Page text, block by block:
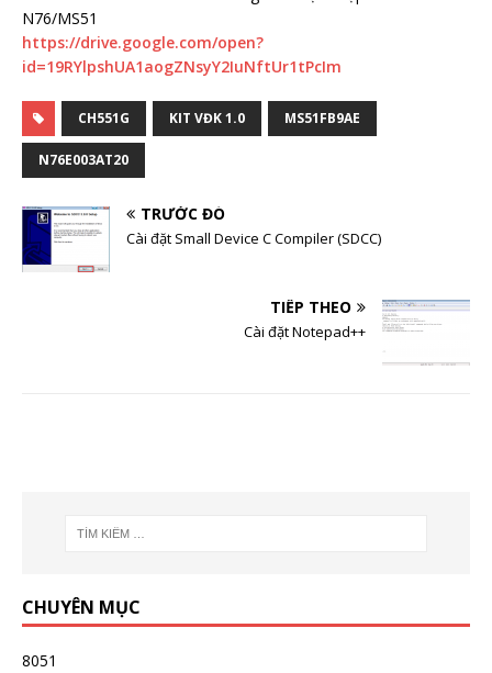
N76/MS51
https://drive.google.com/open?
id=19RYlpshUA1aogZNsyY2IuNftUr1tPcIm
CH551G KIT VĐK 1.0 MS51FB9AE
N76E003AT20
TRƯỚC ĐÓ
Cài đặt Small Device C Compiler (SDCC)
TIẾP THEO
Cài đặt Notepad++
CHUYÊN MỤC
8051